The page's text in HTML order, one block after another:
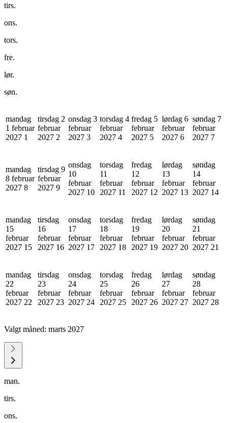
tirs.
ons.
tors.
fre.
lør.
søn.
mandag
1 februar
2027 1
tirsdag 2
februar
2027 2
onsdag 3
februar
2027 3
torsdag 4
februar
2027 4
fredag 5
februar
2027 5
lørdag 6
februar
2027 6
søndag 7
februar
2027 7
mandag
8 februar
2027 8
tirsdag 9
februar
2027 9
onsdag
10
februar
2027 10
torsdag
11
februar
2027 11
fredag
12
februar
2027 12
lørdag
13
februar
2027 13
søndag
14
februar
2027 14
mandag
15
februar
2027 15
tirsdag
16
februar
2027 16
onsdag
17
februar
2027 17
torsdag
18
februar
2027 18
fredag
19
februar
2027 19
lørdag
20
februar
2027 20
søndag
21
februar
2027 21
mandag
22
februar
2027 22
tirsdag
23
februar
2027 23
onsdag
24
februar
2027 24
torsdag
25
februar
2027 25
fredag
26
februar
2027 26
lørdag
27
februar
2027 27
søndag
28
februar
2027 28
Valgt måned: marts 2027
man.
tirs.
ons.